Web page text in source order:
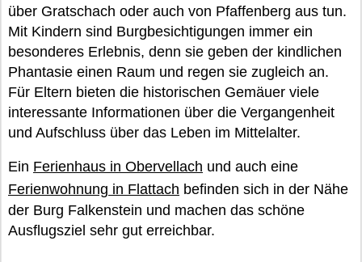
über Gratschach oder auch von Pfaffenberg aus tun.
Mit Kindern sind Burgbesichtigungen immer ein
besonderes Erlebnis, denn sie geben der kindlichen
Phantasie einen Raum und regen sie zugleich an.
Für Eltern bieten die historischen Gemäuer viele
interessante Informationen über die Vergangenheit
und Aufschluss über das Leben im Mittelalter.
Ein Ferienhaus in Obervellach und auch eine
Ferienwohnung in Flattach befinden sich in der Nähe
der Burg Falkenstein und machen das schöne
Ausflugsziel sehr gut erreichbar.